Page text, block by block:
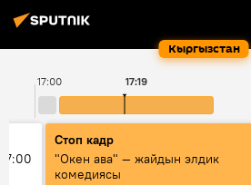
Кыргызстан
17:00 17:19
Стоп кадр
"Окен ава" — жайдын элдик
комедиясы